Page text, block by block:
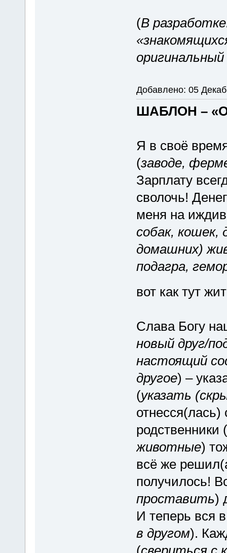
(В
Добавлено: 05
ШАБЛОН –
Я в своё
(заводе,
Зарплату
сволочь!
меня на
собак, кошек,
домашних)
подагра,
вот как тут
Слава Богу
новый друг/
настоящий
другое) –
(указать
родственники (
животные)
всё же
получилось!
проставить)
И теперь вся
в другом).